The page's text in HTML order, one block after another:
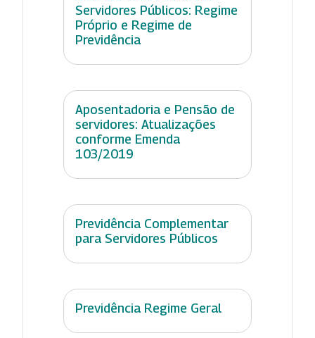
Servidores Públicos: Regime
Próprio e Regime de
Previdência
Aposentadoria e Pensão de
servidores: Atualizações
conforme Emenda
103/2019
Previdência Complementar
para Servidores Públicos
Previdência Regime Geral